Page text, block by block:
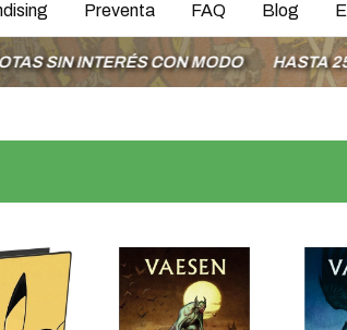
Preventa FAQ Blog
CON MODO HASTA 25% OFF EN LA